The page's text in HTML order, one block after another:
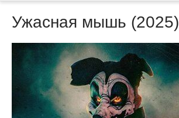
Ужасная мышь (2025)